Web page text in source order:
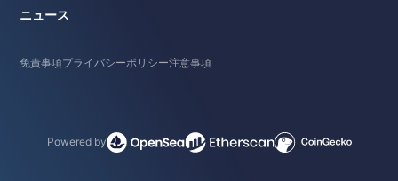
ニュース
免責事項プライバシーポリシー注意事項
Powered by